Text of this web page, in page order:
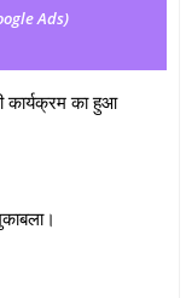
Ads)
कार्यक्रम का हुआ